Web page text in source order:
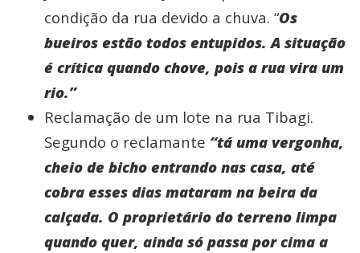
condição da rua devido a chuva. “Os
bueiros estão todos entupidos. A situação
é crítica quando chove, pois a rua vira um
rio.”
Reclamação de um lote na rua Tibagi.
Segundo o reclamante “tá uma vergonha,
cheio de bicho entrando nas casa, até
cobra esses dias mataram na beira da
calçada. O proprietário do terreno limpa
quando quer, ainda só passa por cima a